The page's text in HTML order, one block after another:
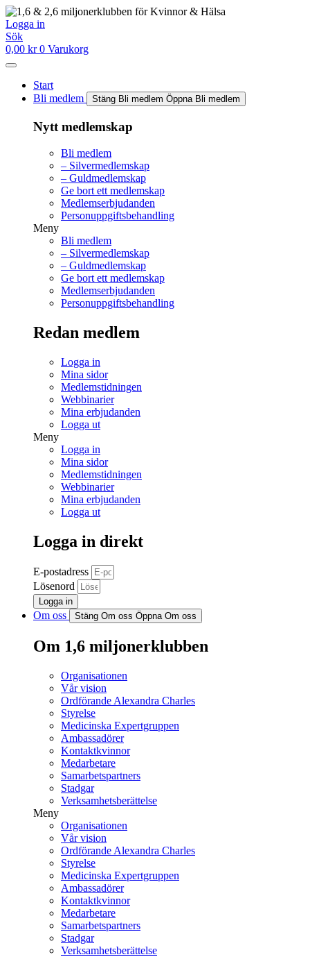
Hoppa
till
innehåll
Logga in
Sök
0,00 kr 0 Varukorg
Start
Bli medlem
Stäng Bli medlem Öppna Bli medlem
Nytt medlemskap
Bli medlem
– Silvermedlemskap
– Guldmedlemskap
Ge bort ett medlemskap
Medlemserbjudanden
Personuppgiftsbehandling
Meny
Bli medlem
– Silvermedlemskap
– Guldmedlemskap
Ge bort ett medlemskap
Medlemserbjudanden
Personuppgiftsbehandling
Redan medlem
Logga in
Mina sidor
Medlemstidningen
Webbinarier
Mina erbjudanden
Logga ut
Meny
Logga in
Mina sidor
Medlemstidningen
Webbinarier
Mina erbjudanden
Logga ut
Logga in direkt
E-postadress
Lösenord
Logga in
Om oss Stäng Om oss Öppna Om oss
Om 1,6 miljonerklubben
Organisationen
Vår vision
Ordförande Alexandra Charles
Styrelse
Medicinska Expertgruppen
Ambassadörer
Kontaktkvinnor
Medarbetare
Samarbetspartners
Stadgar
Verksamhetsberättelse
Meny
Organisationen
Vår vision
Ordförande Alexandra Charles
Styrelse
Medicinska Expertgruppen
Ambassadörer
Kontaktkvinnor
Medarbetare
Samarbetspartners
Stadgar
Verksamhetsberättelse